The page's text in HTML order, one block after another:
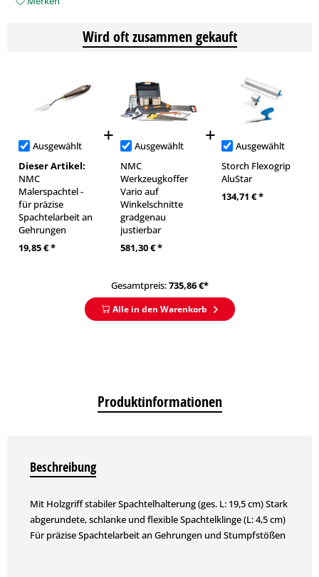
Wird oft zusammen gekauft
Ausgewählt
Dieser Artikel:
NMC
Malerspachtel -
für präzise
Spachtelarbeit an
Gehrungen
19,85 € *
Ausgewählt
NMC
Werkzeugkoffer
Vario auf
Winkelschnitte
gradgenau
justierbar
581,30 € *
Ausgewählt
Storch Flexogrip
AluStar
134,71 € *
Gesamtpreis:735,86€*
Alle in den Warenkorb
Produktinformationen
Beschreibung
Mit Holzgriff stabiler Spachtelhalterung (ges. L: 19,5 cm) Stark
abgerundete, schlanke und flexible Spachtelklinge (L: 4,5 cm)
Für präzise Spachtelarbeit an Gehrungen und Stumpfstößen